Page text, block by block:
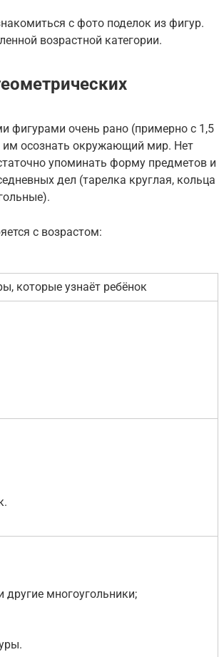
с фото поделок из фигур.
возрастной категории.
фигурами очень рано (примерно с 1,5
им осознать окружающий мир. Нет
упоминать форму предметов и
дел (тарелка круглая, кольца
с возрастом:
которые узнаёт ребёнок
другие многоугольники;